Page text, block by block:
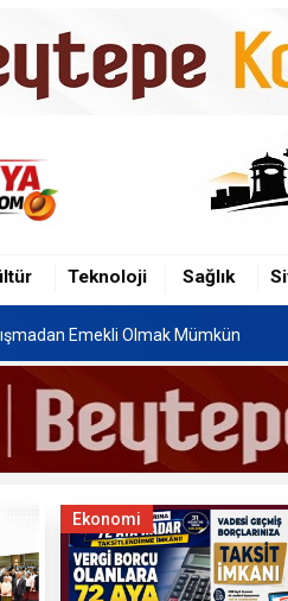
Teknoloji Sağlık
Geçiş Sistemi Tercih Sonuçları
İndirimi Talebi Bakanlığın Gündemine
Emekli Olmak Mümkün
Kanunu'nun 12 Maddelik Tam Metni
Geçiş Sistemi Tercih Sonuçları
İndirimi Talebi Bakanlığın Gündemine
Ekonomi